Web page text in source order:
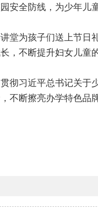
安全防线，为少年儿
堂为孩子们送上节日
，不断提升妇女儿童
彻习近平总书记关于
不断擦亮办学特色品